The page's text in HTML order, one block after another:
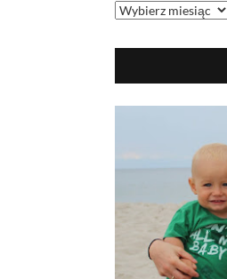
Archiwum